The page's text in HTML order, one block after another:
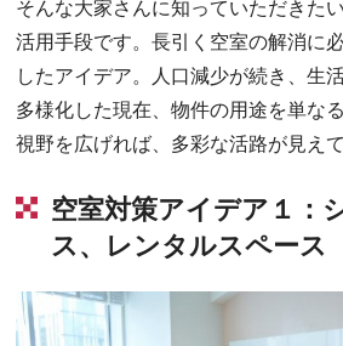
そんな大家さんに知っていただきた
活用手段です。長引く空室の解消に
したアイデア。人口減少が続き、生
多様化した現在、物件の用途を単な
視野を広げれば、多彩な活路が見えて
空室対策アイデア１：
ス、レンタルスペース